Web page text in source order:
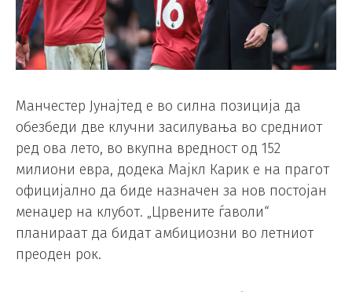
Манчестер Јунајтед е во силна позиција да
обезбеди две клучни засилувања во средниот
ред ова лето, во вкупна вредност од 152
милиони евра, додека Мајкл Карик е на прагот
официјално да биде назначен за нов постојан
менаџер на клубот. „Црвените ѓаволи“
планираат да бидат амбициозни во летниот
преоден рок.